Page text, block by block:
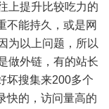
上提升比较吃力的
不能持久，或是网
为以上问题，所以
做外链，有的站长
坏搜集来200多个
快的，访问量高的